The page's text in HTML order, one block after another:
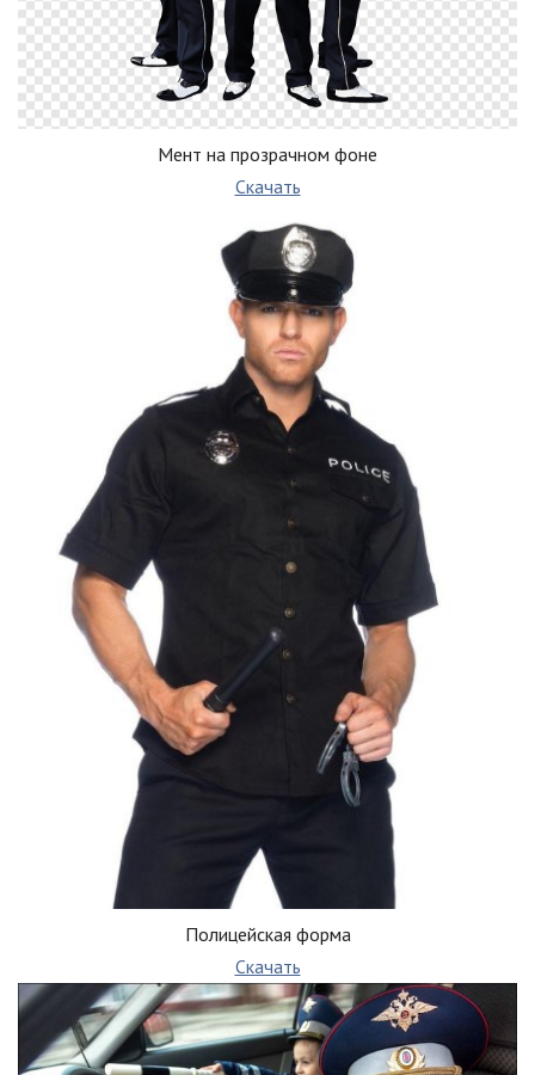
Мент на прозрачном фоне
Скачать
Полицейская форма
Скачать